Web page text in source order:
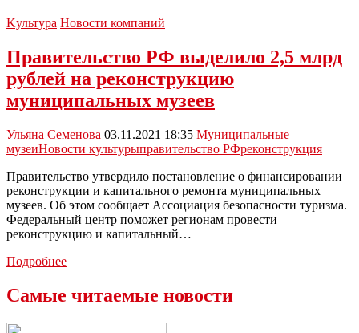
Kультура Новости компаний
Правительство РФ выделило 2,5 млрд
рублей на реконструкцию
муниципальных музеев
Ульяна Семенова 03.11.2021 18:35 Муниципальные
музеиНовости культурыправительство РФреконструкция
Правительство утвердило постановление о финансировании
реконструкции и капитального ремонта муниципальных
музеев. Об этом сообщает Ассоциация безопасности туризма.
Федеральный центр поможет регионам провести
реконструкцию и капитальный…
ПодробнееПравительство
2,5
Самые читаемые новости